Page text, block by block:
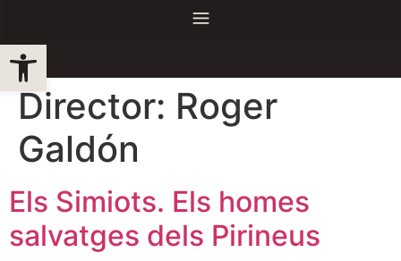
Obre la barra d'eines
Director: Roger
Galdón
Els Simiots. Els homes
salvatges dels Pirineus